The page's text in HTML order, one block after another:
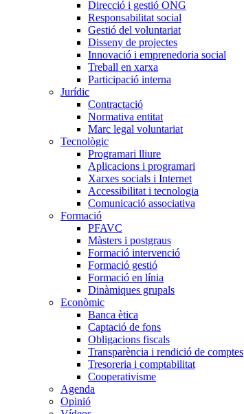
Direcció i gestió ONG
Responsabilitat social
Gestió del voluntariat
Disseny de projectes
Innovació i emprenedoria social
Treball en xarxa
Participació interna
Jurídic
Contractació
Normativa entitat
Marc legal voluntariat
Tecnològic
Programari lliure
Aplicacions i programari
Xarxes socials i Internet
Accessibilitat i tecnologia
Comunicació associativa
Formació
PFAVC
Màsters i postgraus
Formació intervenció
Formació gestió
Formació en línia
Dinàmiques grupals
Econòmic
Banca ètica
Captació de fons
Obligacions fiscals
Transparència i rendició de comptes
Tresoreria i comptabilitat
Cooperativisme
Agenda
Opinió